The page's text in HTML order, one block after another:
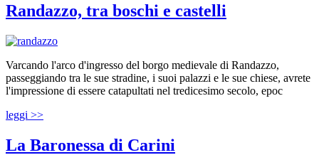
Randazzo, tra boschi e castelli
Varcando l'arco d'ingresso del borgo medievale di Randazzo,
passeggiando tra le sue stradine, i suoi palazzi e le sue chiese, avrete
l'impressione di essere catapultati nel tredicesimo secolo, epoc
leggi >>
La Baronessa di Carini